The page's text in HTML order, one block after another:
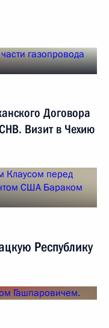
Договора
Визит в Чехию
Республику